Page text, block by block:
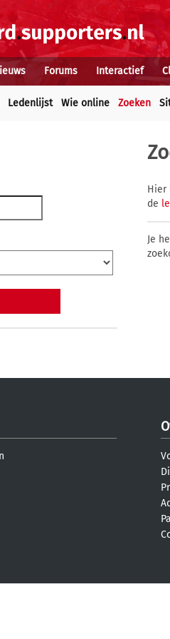
Forums Interactief
Ledenlijst Wie online Zoeken
Hier
de
Je